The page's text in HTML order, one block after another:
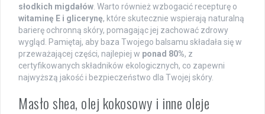
słodkich migdałów . Warto również wzbogacić recepturę o
witaminę E i glicerynę, które skutecznie wspierają naturalną
barierę ochronną skóry, pomagając jej zachować zdrowy
wygląd. Pamiętaj, aby baza Twojego balsamu składała się w
przeważającej części, najlepiej w ponad 80%, z
certyfikowanych składników ekologicznych, co zapewni
najwyższą jakość i bezpieczeństwo dla Twojej skóry.
Masło shea, olej kokosowy i inne oleje